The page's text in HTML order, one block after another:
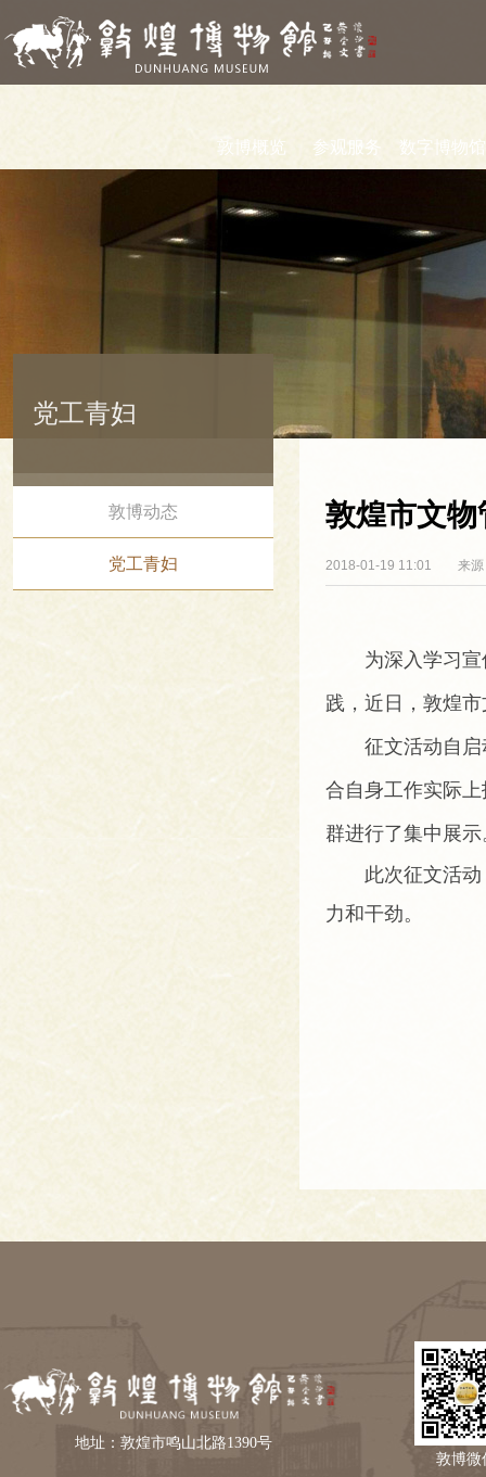
敦博概览 参观服务 数字博物馆
党工青妇
敦博动态
党工青妇
敦煌市文
2018-01-19 11:01 来源
为深入学习
践，近日，敦煌
征文活动自
合自身工作实际
群进行了集中展示
此次征文活
力和干劲。
地址：敦煌市鸣山北路1390号
敦博微